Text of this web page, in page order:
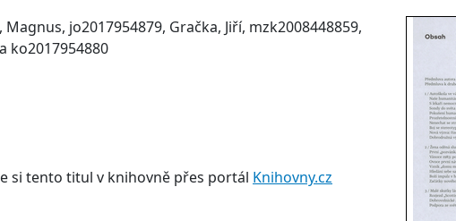
jo2017954879, Gračka, Jiří, mzk2008448859,
ko2017954880
si tento titul v knihovně přes portál Knihovny.cz